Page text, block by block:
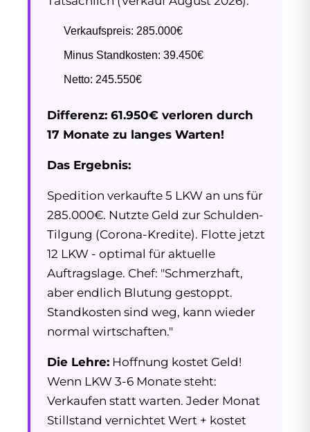
Verkaufspreis: 285.000€
Minus Standkosten: 39.450€
Netto: 245.550€
Differenz: 61.950€ verloren durch
17 Monate zu langes Warten!
Das Ergebnis:
Spedition verkaufte 5 LKW an uns für
285.000€. Nutzte Geld zur Schulden-
Tilgung (Corona-Kredite). Flotte jetzt
12 LKW - optimal für aktuelle
Auftragslage. Chef: "Schmerzhaft,
aber endlich Blutung gestoppt.
Standkosten sind weg, kann wieder
normal wirtschaften."
Die Lehre: Hoffnung kostet Geld!
Wenn LKW 3-6 Monate steht:
Verkaufen statt warten. Jeder Monat
Stillstand vernichtet Wert + kostet